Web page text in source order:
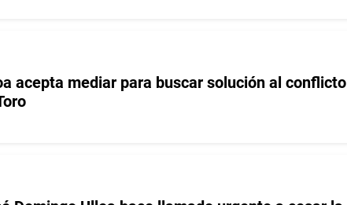
acepta mediar para buscar solución al conflicto